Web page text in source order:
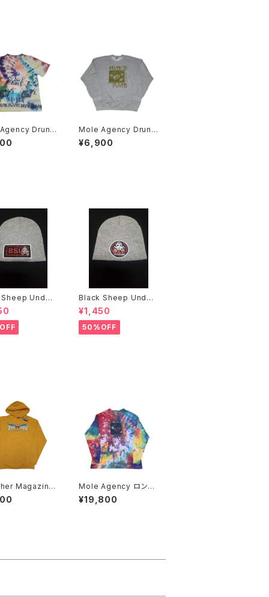
Drunk
ツ タイダ
染め
Mole Agency Drunk
Injuns スウェット 手刷
り
¥6,900
Under
Black Sheep Under
¥1,450
50%OFF
Magazine
Trucks パ
Mole Agency ロング
Tシャツ 手刷り 後染め
Drunk Injuns
¥19,800